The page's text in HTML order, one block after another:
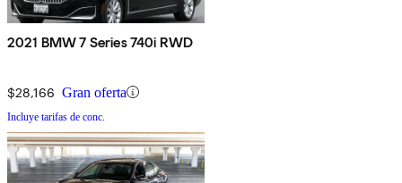
2021 BMW 7 Series 740i RWD
$28,166 Gran oferta
Incluye tarifas de conc.